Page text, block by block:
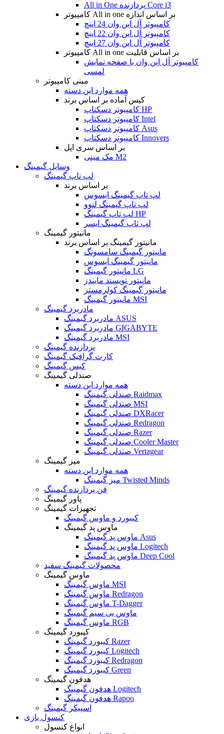
All in One پردازنده Core i3
کامپیوتر All in one بر اساس اندازه
کامپیوتر آل این وان 24 اینچ
کامپیوتر آل این وان 22 اینچ
کامپیوتر آل این وان 27 اینچ
کامپیوتر All in one بر اساس قابلیت
کامپیوتر آل این وان با صفحه نمایش
لمسی
مینی کامپیوتر
همه موارد این دسته
کیس آماده بر اساس برند
کامپیوتر دسکتاپ HP
کامپیوتر دسکتاپ Intel
کامپیوتر دسکتاپ Asus
کامپیوتر دسکتاپ Innovers
بر اساس سری اپل
مک مینی M2
وسایل گیمینگ
لپ تاپ گیمینگ
بر اساس برند
لپ تاپ گیمینگ ایسوس
لپ تاپ گیمینگ لنوو
لپ تاپ گیمینگ HP
لپ تاپ گیمینگ ایسر
مانیتور گیمینگ
مانیتور گیمینگ بر اساس برند
مانیتور گیمینگ سامسونگ
مانیتور گیمینگ ایسوس
مانیتور گیمینگ LG
مانیتور تویستد مایندز
مانیتور گیمینگ کولرمستر
مانیتور گیمینگ MSI
مادربرد گیمینگ
مادربرد گیمینگ ASUS
مادربرد گیمینگ GIGABYTE
مادربرد گیمینگ MSI
پردازنده گیمینگ
کارت گرافیک گیمینگ
کیس گیمینگ
صندلی گیمینگ
همه موارد این دسته
صندلی گیمینگ Raidmax
صندلی گیمینگ MSI
صندلی گیمینگ DXRacer
صندلی گیمینگ Redragon
صندلی گیمینگ Razer
صندلی گیمینگ Cooler Master
صندلی گیمینگ Vertagear
میز گیمینگ
همه موارد این دسته
میز گیمینگ Twisted Minds
فن پردازنده گیمینگ
پاور گیمینگ
تجهیزات گیمینگ
کیبورد و ماوس گیمینگ
ماوس پد گیمینگ
ماوس پد گیمینگ Asus
ماوس پد گیمینگ Logitech
ماوس پد گیمینگ Deep Cool
محصولات گیمینگ سفید
ماوس گیمینگ
ماوس گیمینگ MSI
ماوس گیمینگ Redragon
ماوس گیمینگ T-Dagger
ماوس بی سیم گیمینگ
ماوس گیمینگ RGB
کیبورد گیمینگ
کیبورد گیمینگ Razer
کیبورد گیمینگ Logitech
کیبورد گیمینگ Redragon
کیبورد گیمینگ Green
هدفون گیمینگ
هدفون گیمینگ Logitech
هدفون گیمینگ Rapoo
اسپیکر گیمینگ
کنسول بازی
انواع کنسول